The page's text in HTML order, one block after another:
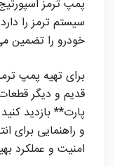
پمپ ترمز
سیستم ترمز را
خودرو را تضمین
برای تهیه پمپ
قدیم و دیگر
پارت** بازدید
و راهنمایی
امنیت و عملکرد